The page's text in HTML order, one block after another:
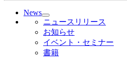
News
ニュースリリース
お知らせ
イベント・セミナー
書籍